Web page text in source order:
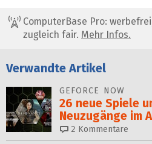
ComputerBase Pro:
zugleich fair. Mehr Infos.
Verwandte Artikel
GEFORCE NOW
26 neue Spiele
Neuzugänge im
2 Kommentare